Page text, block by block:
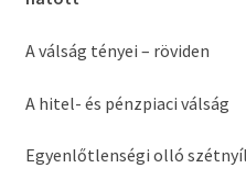
A válság tényei – röviden
A hitel- és pénzpiaci válság
Egyenlőtlenségi olló